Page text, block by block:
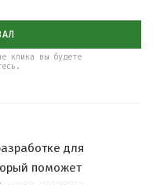
клика вы будете
для
поможет